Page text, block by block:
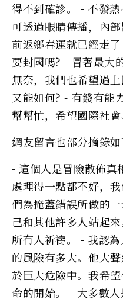
得不到確診。 - 不發
可透過眼睛傳播，內
前返鄉春運就已經走
要封國嗎? - 冒著最大
無奈，我們也希望過
又能如何? - 有錢有能
幫幫忙，希望國際社會
網友留言也部分摘錄如
- 這個人是冒險散佈真
處理得一點都不好，
們為掩蓋錯誤所做的
己和其他許多人站起
所有人祈禱。 - 我認
的風險有多大。他大
於巨大危險中。我希
命的開始。 - 大多數